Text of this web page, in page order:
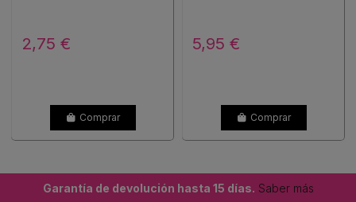
2,75 €
Comprar
5,95 €
Comprar
Garantía de devolución hasta 15 días. Saber más